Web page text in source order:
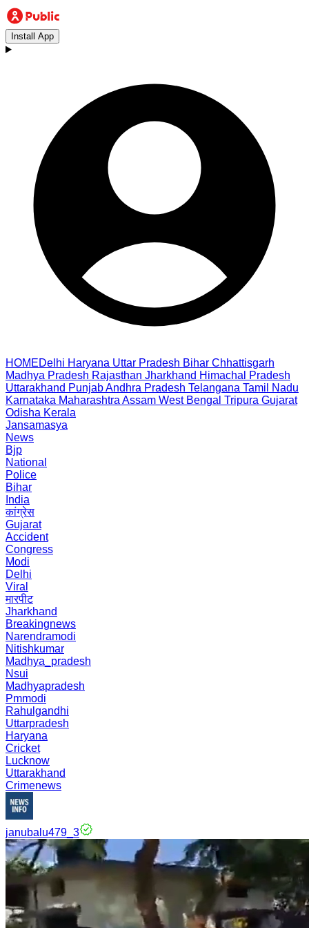
Install App
HOMEDelhi Haryana Uttar Pradesh Bihar Chhattisgarh
Madhya Pradesh Rajasthan Jharkhand Himachal Pradesh
Uttarakhand PunjabAndhra Pradesh Telangana Tamil Nadu
Karnataka Maharashtra Assam West Bengal Tripura Gujarat
Odisha Kerala
Jansamasya
News
Bjp
National
Police
Bihar
India
कांग्रेस
Gujarat
Accident
Congress
Modi
Delhi
Viral
मारपीट
Jharkhand
Breakingnews
Narendramodi
Nitishkumar
Madhya_pradesh
Nsui
Madhyapradesh
Pmmodi
Rahulgandhi
Uttarpradesh
Haryana
Cricket
Lucknow
Uttarakhand
Crimenews
janubalu479_3